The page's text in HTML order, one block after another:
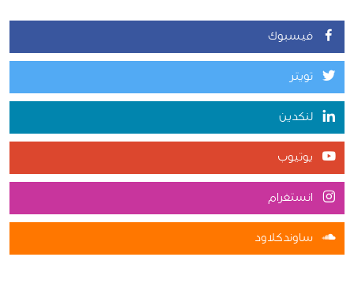
فيسبوك
تويتر
لنكدين
يوتيوب
انستغرام
ساوندكلاود